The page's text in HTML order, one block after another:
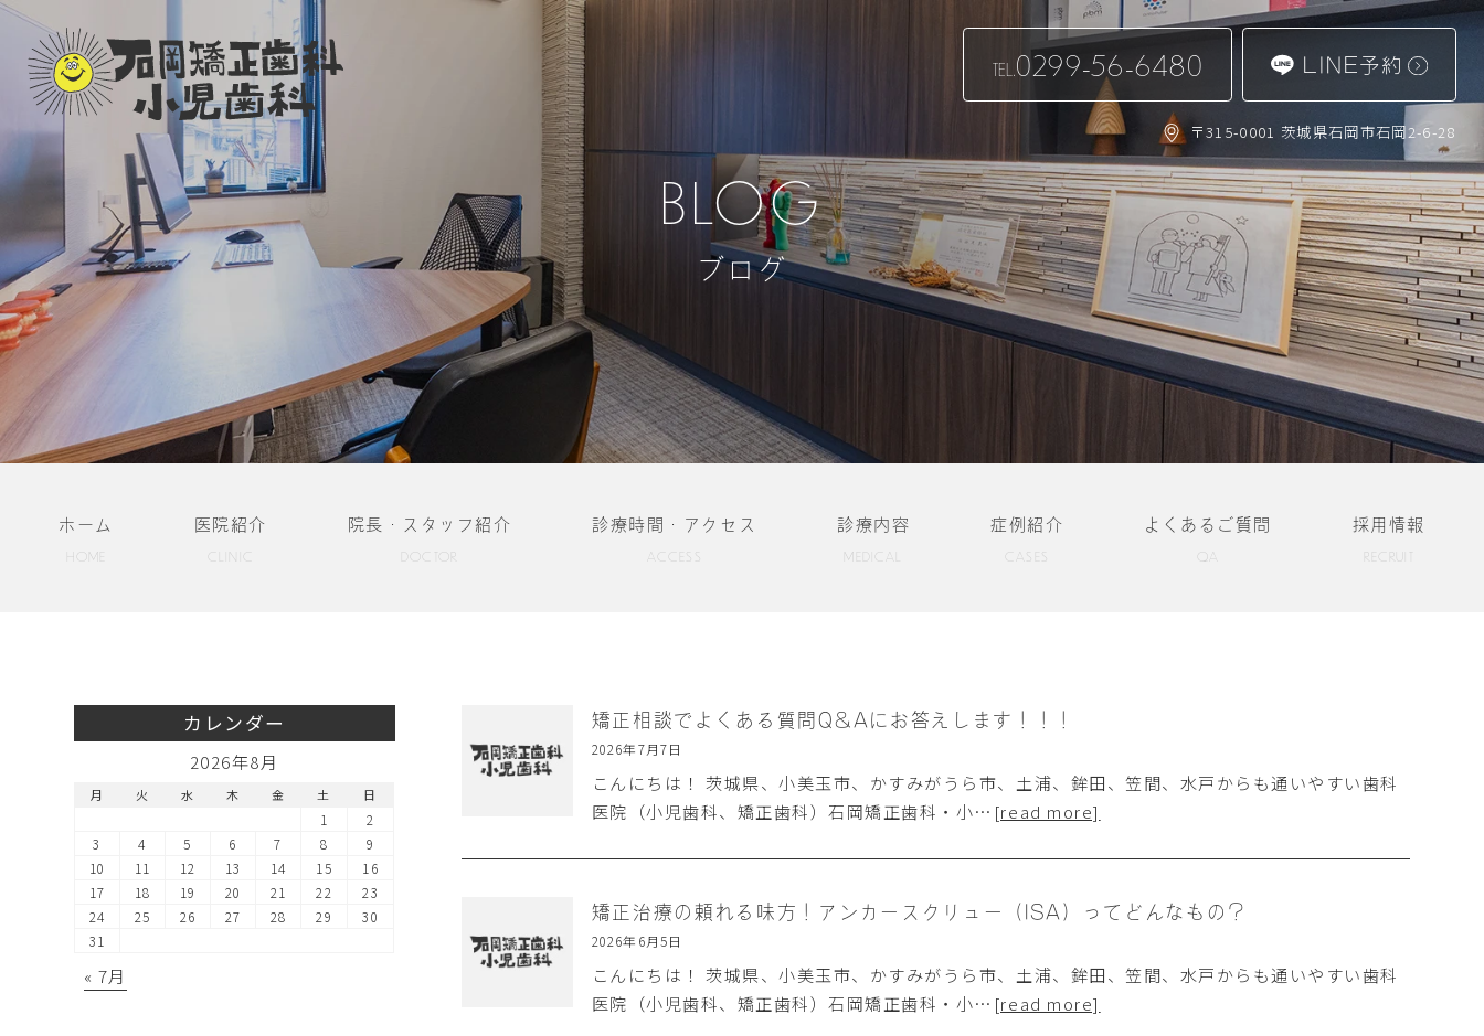
TEL.0299-56-6480 LINE予約
〒315-0001 茨城県石岡市石岡2-6-28
BLOG
ブログ
ホーム
HOME
医院紹介 院長・スタッフ紹介
DOCTOR
診療時間・アクセス 診療内容
MEDICAL
症例紹介 よくあるご質問
QA
採用情報
RECRUIT
矯正相談でよくある質問Q&Aにお答えします！！！
2026年7月7日
こんにちは！ 茨城県、小美玉市、かすみがうら市、土浦、鉾田、笠間、水戸からも通いやすい歯科
医院（小児歯科、矯正歯科）石岡矯正歯科・小… [read more]
矯正治療の頼れる味方！アンカースクリュー（ISA）ってどんなもの？
2026年6月5日
こんにちは！ 茨城県、小美玉市、かすみがうら市、土浦、鉾田、笠間、水戸からも通いやすい歯科
医院（小児歯科、矯正歯科）石岡矯正歯科・小… [read more]
カレンダー
2026年8月
月 火 水 木 金 土 日
1
2
3
4 5 6 7 8
9
10
11 12 13 14 15
16
17
18 19 20 21 22
23
24
25 26 27 28 29
30
31
« 7月